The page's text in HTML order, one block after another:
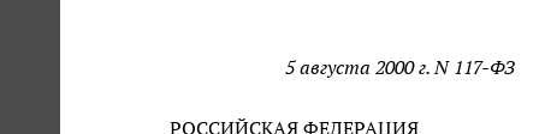
5 августа 2000 г. N 117-ФЗ
РОССИЙСКАЯ ФЕДЕРАЦИЯ